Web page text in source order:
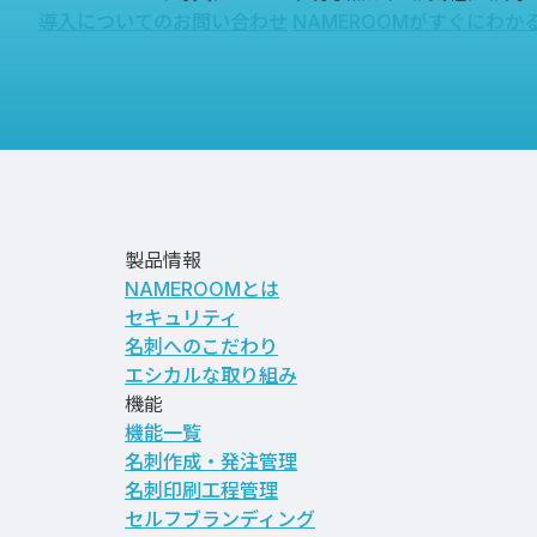
導入についてのお問い合わせ NAMEROOMがすぐにわか
製品情報
NAMEROOMとは
セキュリティ
名刺へのこだわり
エシカルな取り組み
機能
機能一覧
名刺作成・発注管理
名刺印刷工程管理
セルフブランディング